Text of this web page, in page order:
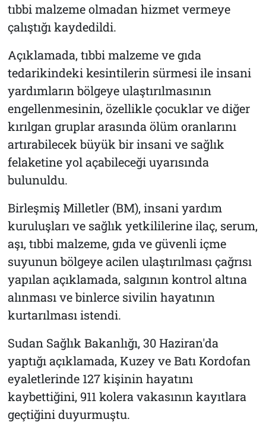
tıbbi malzeme olmadan hizmet vermeye
çalıştığı kaydedildi.
Açıklamada, tıbbi malzeme ve gıda
tedarikindeki kesintilerin sürmesi ile insani
yardımların bölgeye ulaştırılmasının
engellenmesinin, özellikle çocuklar ve diğer
kırılgan gruplar arasında ölüm oranlarını
artırabilecek büyük bir insani ve sağlık
felaketine yol açabileceği uyarısında
bulunuldu.
Birleşmiş Milletler (BM), insani yardım
kuruluşları ve sağlık yetkililerine ilaç, serum,
aşı, tıbbi malzeme, gıda ve güvenli içme
suyunun bölgeye acilen ulaştırılması çağrısı
yapılan açıklamada, salgının kontrol altına
alınması ve binlerce sivilin hayatının
kurtarılması istendi.
Sudan Sağlık Bakanlığı, 30 Haziran'da
yaptığı açıklamada, Kuzey ve Batı Kordofan
eyaletlerinde 127 kişinin hayatını
kaybettiğini, 911 kolera vakasının kayıtlara
geçtiğini duyurmuştu.